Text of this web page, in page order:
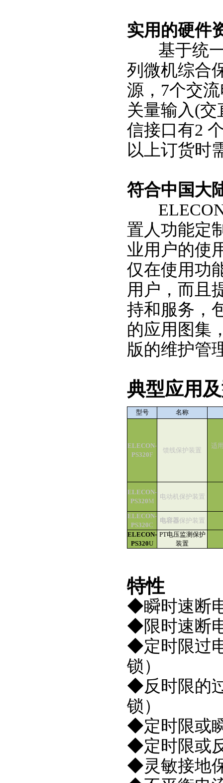
实用的硬件
基于统一
列微机综合
源，7个交
关量输入(
信接口有2
以上订货时
符合中国大
ELECON-
置人功能定
业用户的使
仅在使用功
用户，而且
持和服务，
的应用图集
版的维护管
典型应用
型号 名称
ELECON-
PS320F
馈线保护装置
适
ELECON-
PS320M
电动机保护装置
ELECON-
PS320C
电容器保护装置
ELECON-
PS320U
PT电压监测保护
装置
特性
◆瞬时速断
◆限时速断
◆定时限过
锁）
◆反时限的
锁）
◆定时限或
◆定时限或
◆灵敏接地